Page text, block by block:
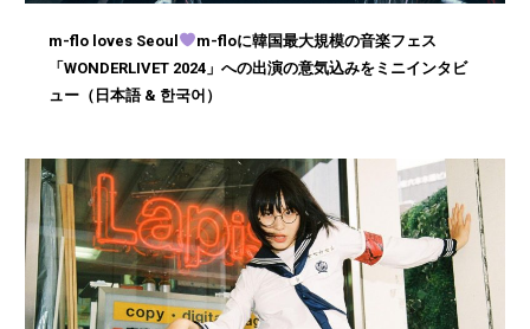
m-flo loves Seoul
m-floに韓国最大規模の音楽フェス
「WONDERLIVET 2024」への出演の意気込みをミニインタビ
ュー（日本語 & 한국어）